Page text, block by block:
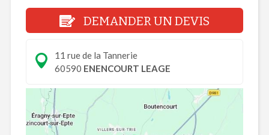
DEMANDER UN DEVIS
11 rue de la Tannerie
60590 ENENCOURT LEAGE